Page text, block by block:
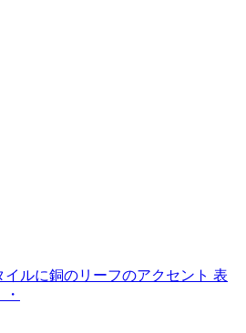
ルに銅のリーフのアクセント 表